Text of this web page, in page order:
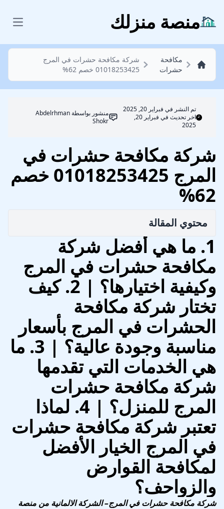
منصة منزلك
مكافحة
حشرات
شركة مكافحة حشرات في المرج
01018253425 خصم 62%
تم النشر في فبراير 20, 2025
اخر تحديث في فبراير 20,
2025
منشور بواسطةAbdelrhman
Shokr
شركة مكافحة حشرات في
المرج 01018253425 خصم
62%
محتوي المقالة
1. ما هي أفضل شركة
مكافحة حشرات في المرج
وكيفية اختيارها؟ | 2. كيف
تختار شركة مكافحة
الحشرات في المرج بأسعار
مناسبة وجودة عالية؟ | 3. ما
هي الخدمات التي تقدمها
شركة مكافحة حشرات
المرج للمنزل؟ | 4. لماذا
تعتبر شركة مكافحة حشرات
في المرج الخيار الأفضل
لمكافحة القوارض
والزواحف؟
شركة مكافحة حشرات في المرج– الشركة الالمانية من منصة